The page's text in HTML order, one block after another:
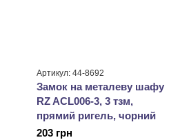
Артикул: 44-8692
Замок на металеву шафу
RZ ACL006-3, 3 тзм,
прямий ригель, чорний
203 грн